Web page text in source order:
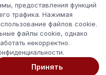
предоставления функций
трафика. Нажимая
файлов cookie.
файлы cookie, однако
некорректно.
Принять